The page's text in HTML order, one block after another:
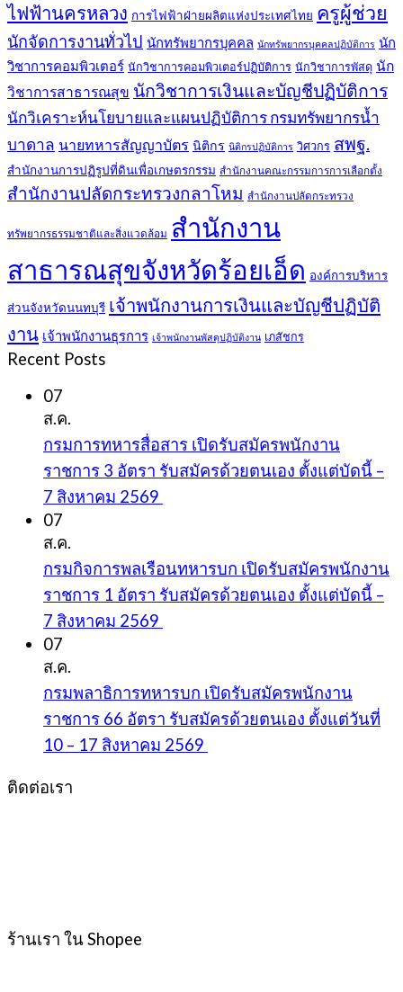
ไฟฟ้านครหลวง การไฟฟ้าฝ่ายผลิตแห่งประเทศไทย ครูผู้ช่วย
นักจัดการงานทั่วไป นักทรัพยากรบุคคล นักทรัพยากรบุคคลปฏิบัติการ นัก
วิชาการคอมพิวเตอร์ นักวิชาการคอมพิวเตอร์ปฏิบัติการ นักวิชาการพัสดุ นัก
วิชาการสาธารณสุข นักวิชาการเงินและบัญชีปฏิบัติการ
นักวิเคราะห์นโยบายและแผนปฏิบัติการ กรมทรัพยากรน้ำ
บาดาล นายทหารสัญญาบัตร นิติกร นิติกรปฏิบัติการ วิศวกร สพฐ.
สำนักงานการปฏิรูปที่ดินเพื่อเกษตรกรรม สำนักงานคณะกรรมการการเลือกตั้ง
สำนักงานปลัดกระทรวงกลาโหม สำนักงานปลัดกระทรวง
ทรัพยากรธรรมชาติและสิ่งแวดล้อม สำนักงาน
สาธารณสุขจังหวัดร้อยเอ็ด องค์การบริหาร
ส่วนจังหวัดนนทบุรี เจ้าพนักงานการเงินและบัญชีปฏิบัติ
งาน เจ้าพนักงานธุรการ เจ้าพนักงานพัสดุปฏิบัติงาน เภสัชกร
Recent Posts
07
ส.ค.
กรมการทหารสื่อสาร เปิดรับสมัครพนักงาน
ราชการ 3 อัตรา รับสมัครด้วยตนเอง ตั้งแต่บัดนี้ –
7 สิงหาคม 2569
07
ส.ค.
กรมกิจการพลเรือนทหารบก เปิดรับสมัครพนักงาน
ราชการ 1 อัตรา รับสมัครด้วยตนเอง ตั้งแต่บัดนี้ –
7 สิงหาคม 2569
07
ส.ค.
กรมพลาธิการทหารบก เปิดรับสมัครพนักงาน
ราชการ 66 อัตรา รับสมัครด้วยตนเอง ตั้งแต่วันที่
10 – 17 สิงหาคม 2569
ติดต่อเรา
ร้านเรา ใน Shopee